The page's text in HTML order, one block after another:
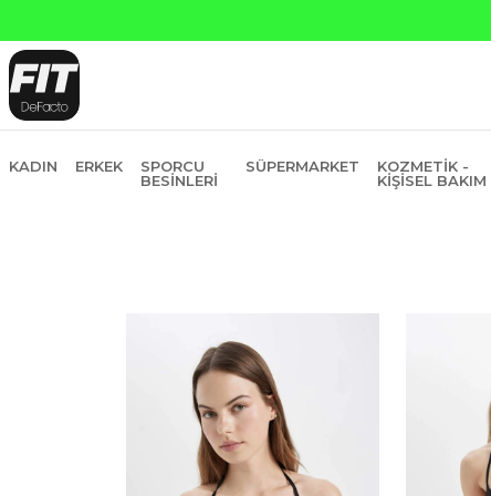
KADIN ERKEK
SPORCU
BESINLERI
SÜPERMARKET
KOZMETIK -
KIŞISEL BAKIM